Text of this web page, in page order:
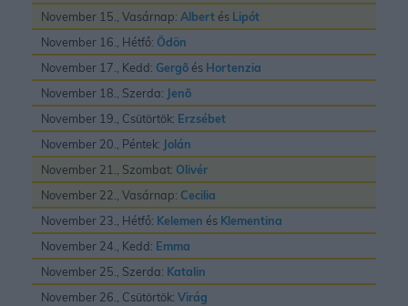
November 15., Vasárnap: Albert és Lipót
November 16., Hétfő: Ödön
November 17., Kedd: Gergõ és Hortenzia
November 18., Szerda: Jenõ
November 19., Csütörtök: Erzsébet
November 20., Péntek: Jolán
November 21., Szombat: Olivér
November 22., Vasárnap: Cecilia
November 23., Hétfő: Kelemen és Klementina
November 24., Kedd: Emma
November 25., Szerda: Katalin
November 26., Csütörtök: Virág